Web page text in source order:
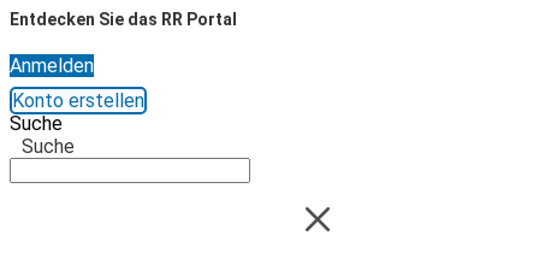
Entdecken Sie das RR Portal
Anmelden
Konto erstellen
Suche
Suche